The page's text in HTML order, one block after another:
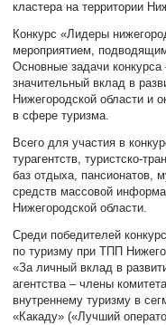
кластера на территории
Конкурс «Лидеры
мероприятием,
Основные задачи
значительный вклад в
Нижегородской области и
в сфере туризма.
Всего для участия в
турагентств, туристско-
баз отдыха, пансионатов,
средств массовой
Нижегородской области.
Среди победителей
по туризму при ТПП
«За личный вклад в
агентства – члены
внутреннему туризму в
«Какаду» («Лучший